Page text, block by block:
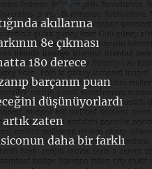
akıllarına
8e çıkması
180 derece
barçanın puan
düşünüyorlardı
zaten
daha bir farklı